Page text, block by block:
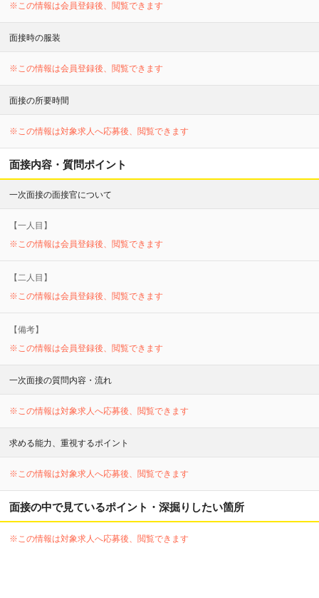
※この情報は会員登録後、閲覧できます
面接時の服装
※この情報は会員登録後、閲覧できます
面接の所要時間
※この情報は対象求人へ応募後、閲覧できます
面接内容・質問ポイント
一次面接の面接官について
【一人目】
※この情報は会員登録後、閲覧できます
【二人目】
※この情報は会員登録後、閲覧できます
【備考】
※この情報は会員登録後、閲覧できます
一次面接の質問内容・流れ
※この情報は対象求人へ応募後、閲覧できます
求める能力、重視するポイント
※この情報は対象求人へ応募後、閲覧できます
面接の中で見ているポイント・深掘りしたい箇所
※この情報は対象求人へ応募後、閲覧できます